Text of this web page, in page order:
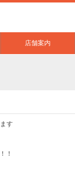
店舗案内
す
！